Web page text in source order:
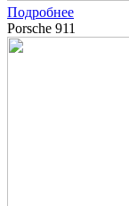
Подробнее
Porsche 911